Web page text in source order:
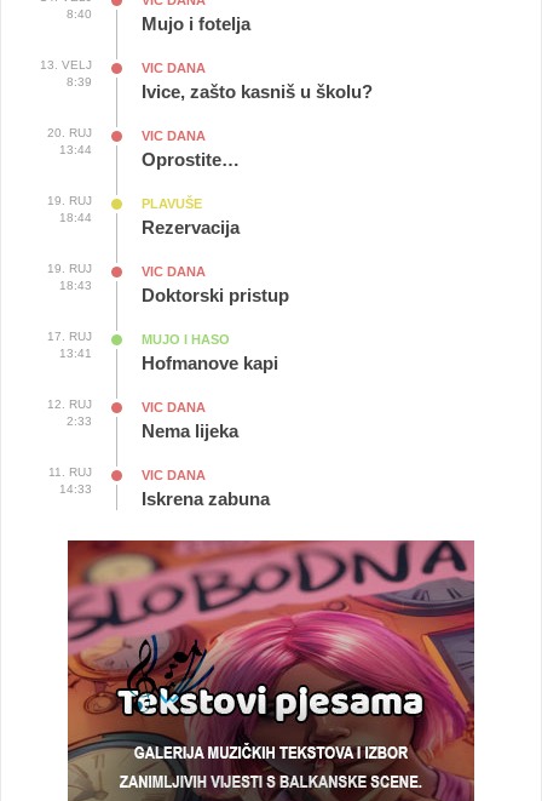
8:40
Mujo i fotelja
13. VELJ
8:39
VIC DANA
Ivice, zašto kasniš u školu?
20. RUJ
13:44
VIC DANA
Oprostite…
19. RUJ
18:44
PLAVUŠE
Rezervacija
19. RUJ
18:43
VIC DANA
Doktorski pristup
17. RUJ
13:41
MUJO I HASO
Hofmanove kapi
12. RUJ
2:33
VIC DANA
Nema lijeka
11. RUJ
14:33
VIC DANA
Iskrena zabuna